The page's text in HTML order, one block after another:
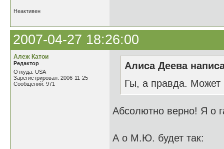
Неактивен
2007-04-27 18:26:00
Алеж Катои
Редактор
Откуда: USA
Зарегистрирован: 2006-11-25
Сообщений: 971
Алиса Деева
Гы, а правда. Может
Абсолютно верно! Я о
А о М.Ю. будет так: